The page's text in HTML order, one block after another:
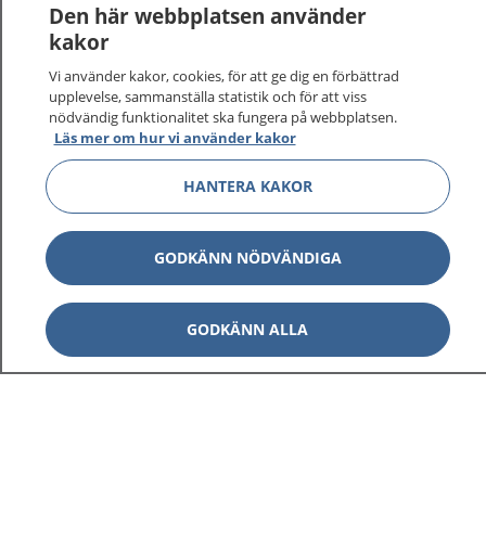
Den här webbplatsen använder
kakor
Vi använder kakor, cookies, för att ge dig en förbättrad
upplevelse, sammanställa statistik och för att viss
nödvändig funktionalitet ska fungera på webbplatsen.
Läs mer om hur vi använder kakor
HANTERA KAKOR
GODKÄNN NÖDVÄNDIGA
GODKÄNN ALLA